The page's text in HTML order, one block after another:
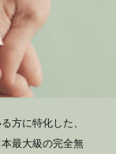
方に特化した、
最大級の完全無